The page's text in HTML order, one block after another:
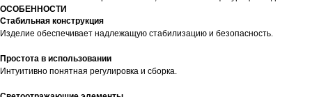
ОСОБЕННОСТИ
Стабильная конструкция
Изделие обеспечивает надлежащую стабилизацию и безопасность.
Простота в использовании
Интуитивно понятная регулировка и сборка.